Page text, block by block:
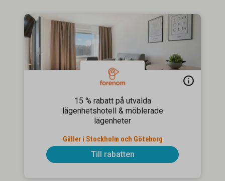
15 % rabatt på utvalda
lägenhetshotell & möblerade
lägenheter
Gäller i Stockholm och Göteborg
Till rabatten